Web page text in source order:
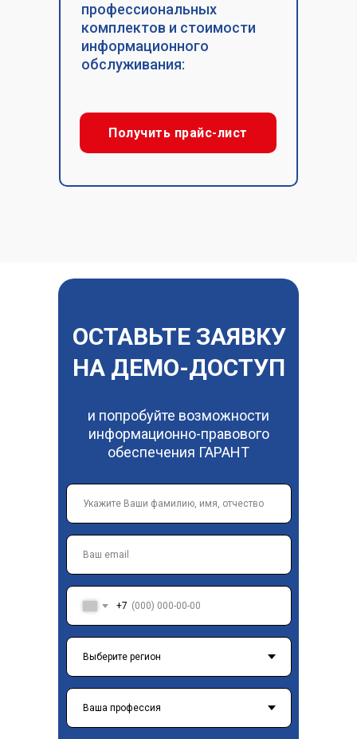
Получить прайс-лист
профессиональных
комплектов и стоимости
информационного
обслуживания:
и попробуйте возможности
информационно-правового
обеспечения ГАРАНТ
ОСТАВЬТЕ ЗАЯВКУ
НА ДЕМО-ДОСТУП
+7